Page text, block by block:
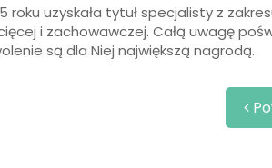
uzyskała tytuł specjalisty z
i zachowawczej. Całą uwagę
są dla Niej największą nagrodą.